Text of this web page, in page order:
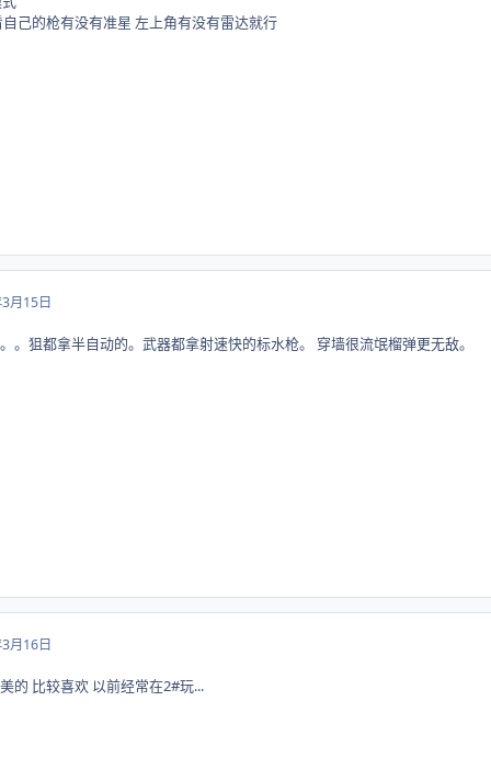
己的枪有没有准星 左上角有没有雷达就行
月15日
。狙都拿半自动的。武器都拿射速快的标水枪。 穿墙很流氓榴弹更无敌。
月16日
的 比较喜欢 以前经常在2#玩...